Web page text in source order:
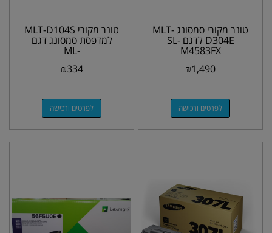
טונר מקורי סמסונג MLT-
D304E לדגם SL-
M4583FX
₪1,490
לפרטים ורכישה
טונר מקורי MLT-D104S
למדפסת סמסונג דגם
ML-
W
₪334
לפרטים ורכישה